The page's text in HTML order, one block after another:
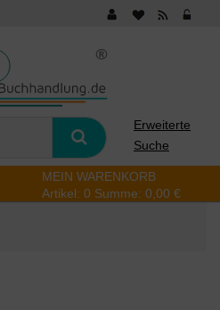
Erweiterte
Suche
MEIN WARENKORB
Artikel: 0 Summe: 0,00 €